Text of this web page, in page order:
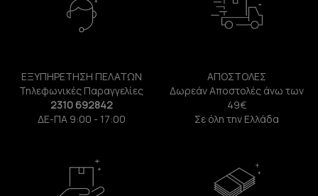
ΕΞΥΠΗΡΕΤΗΣΗ ΠΕΛΑΤΩΝ
Τηλεφωνικές Παραγγελίες
2310 692842
ΔΕ-ΠΑ 9:00 - 17:00
ΑΠΟΣΤΟΛΕΣ
Δωρεάν Αποστολές άνω των
49€
Σε όλη την Ελλάδα